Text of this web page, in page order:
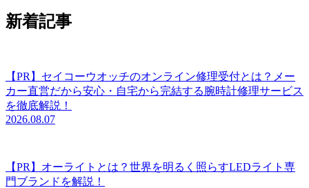
新着記事
【PR】セイコーウオッチのオンライン修理受付とは？メー
カー直営だから安心・自宅から完結する腕時計修理サービス
を徹底解説！
2026.08.07
【PR】オーライトとは？世界を明るく照らすLEDライト専
門ブランドを解説！